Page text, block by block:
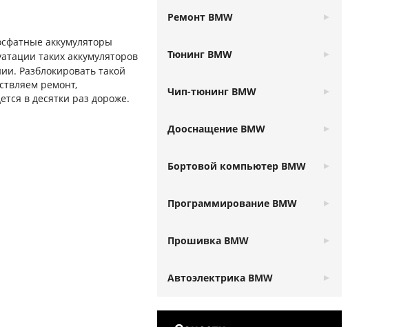
аккумуляторы
таких аккумуляторов
Разблокировать такой
ремонт,
в десятки раз дороже.
Ремонт BMW
Тюнинг BMW
Чип-тюнинг BMW
Дооснащение BMW
Бортовой компьютер BMW
Программирование BMW
Прошивка BMW
Автоэлектрика BMW